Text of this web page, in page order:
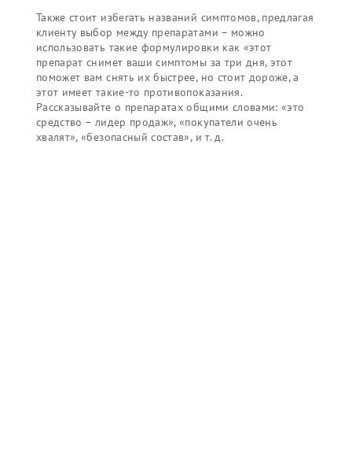
Также стоит избегать названий симптомов, предлагая
клиенту выбор между препаратами – можно
использовать такие формулировки как «этот
препарат снимет ваши симптомы за три дня, этот
поможет вам снять их быстрее, но стоит дороже, а
этот имеет такие-то противопоказания.
Рассказывайте о препаратах общими словами: «это
средство – лидер продаж», «покупатели очень
хвалят», «безопасный состав», и т. д.